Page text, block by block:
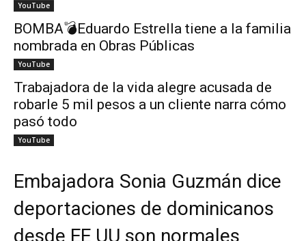
YouTube
BOMBA💣Eduardo Estrella tiene a la familia
nombrada en Obras Públicas
YouTube
Trabajadora de la vida alegre acusada de
robarle 5 mil pesos a un cliente narra cómo
pasó todo
YouTube
Embajadora Sonia Guzmán dice
deportaciones de dominicanos
desde EE UU son normales